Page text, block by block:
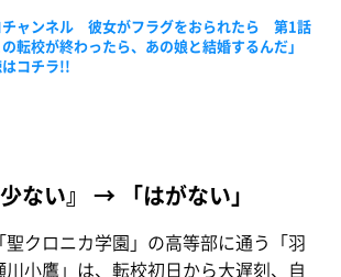
チャンネル 彼女がフラグをおられたら 第1話
の転校が終わったら、あの娘と結婚するんだ」
コチラ!!
ない』 → 「はがない」
「聖クロニカ学園」の高等部に通う「羽
川小鷹」は、転校初日から大遅刻、自